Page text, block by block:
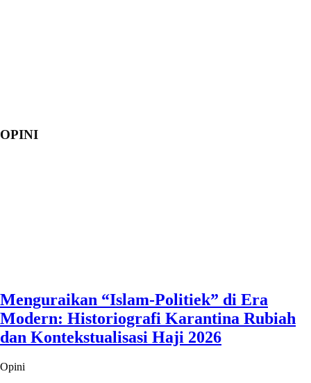
OPINI
Menguraikan “Islam-Politiek” di Era
Modern: Historiografi Karantina Rubiah
dan Kontekstualisasi Haji 2026
Opini